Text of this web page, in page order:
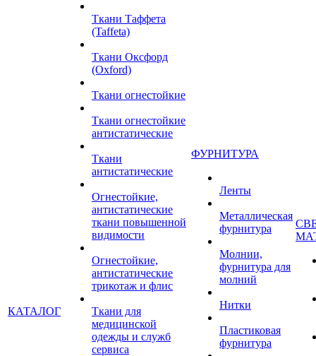
КАТАЛОГ
Ткани Таффета
(Taffeta)
Ткани Оксфорд
(Oxford)
Ткани огнестойкие
Ткани огнестойкие
антистатические
Ткани
антистатические
Огнестойкие,
антистатические
ткани повышенной
видимости
Огнестойкие,
антистатические
трикотаж и флис
Ткани для
медицинской
одежды и служб
сервиса
ФУРНИТУРА
Ленты
Металлическая
фурнитура
Молнии,
фурнитура для
молний
Нитки
Пластиковая
фурнитура